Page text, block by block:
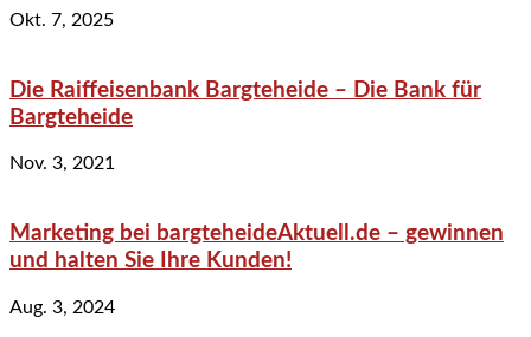
Okt. 7, 2025
Die Raiffeisenbank Bargteheide – Die Bank für
Bargteheide
Nov. 3, 2021
Marketing bei bargteheideAktuell.de – gewinnen
und halten Sie Ihre Kunden!
Aug. 3, 2024